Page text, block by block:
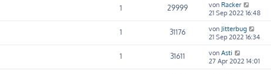
1 29999 von Racker
21 Sep 2022 16:48
1 31176 von Jitterbug
21 Sep 2022 16:34
1 31611 von Asti
27 Apr 2022 14:01